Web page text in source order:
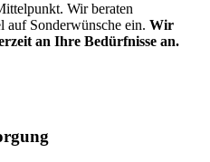
Wir beraten
Sonderwünsche ein. Wir
an Ihre Bedürfnisse an.